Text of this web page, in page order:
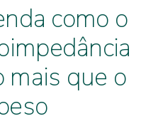
como o
mais que o